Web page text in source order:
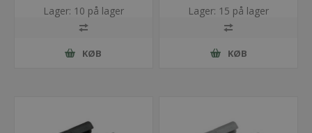
Lager: 10 på lager
KØB
Lager: 15 på lager
KØB